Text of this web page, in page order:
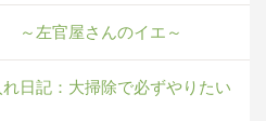
～左官屋さんのイエ～
日記：大掃除で必ずやりたい